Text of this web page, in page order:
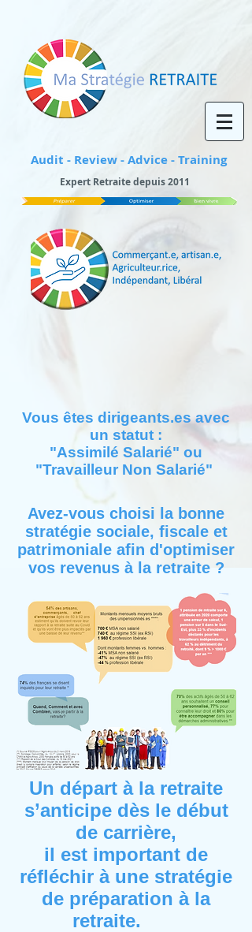
Audit - Review - Advice - Training
Expert Retraite depuis 2011
Vous êtes dirigeants.es avec
un statut :
"Assimilé Salarié" ou
"Travailleur Non Salarié"
Avez-vous choisi la bonne
stratégie sociale, fiscale et
patrimoniale afin d'optimiser
vos revenus à la retraite ?
Un départ à la retraite
s’anticipe dès le début
de carrière,
il est important de
réfléchir à une stratégie
de préparation à la
retraite.